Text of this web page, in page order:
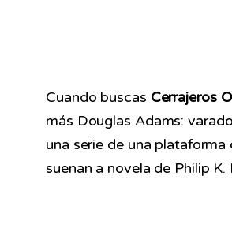
Cuando buscas Cerrajeros
más Douglas Adams:
una serie de una
suenan a novela de Philip